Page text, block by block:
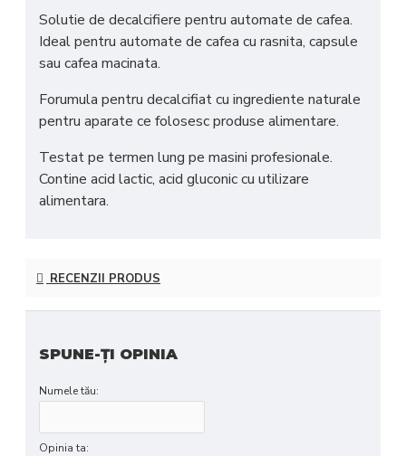
Solutie de decalcifiere pentru automate de cafea.
Ideal pentru automate de cafea cu rasnita, capsule
sau cafea macinata.
Forumula pentru decalcifiat cu ingrediente naturale
pentru aparate ce folosesc produse alimentare.
Testat pe termen lung pe masini profesionale.
Contine acid lactic, acid gluconic cu utilizare
alimentara.
RECENZII PRODUS
SPUNE-ŢI OPINIA
Numele tău:
Opinia ta: